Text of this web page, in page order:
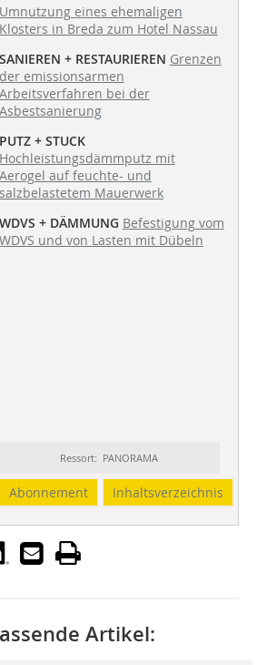
Umnutzung eines ehemaligen
Klosters in Breda zum Hotel Nassau
SANIEREN + RESTAURIEREN Grenzen
der emissionsarmen
Arbeitsverfahren bei der
Asbestsanierung
PUTZ + STUCK
Hochleistungsdämmputz mit
Aerogel auf feuchte- und
salzbelastetem Mauerwerk
WDVS + DÄMMUNG Befestigung vom
WDVS und von Lasten mit Dübeln
Ressort: PANORAMA
Abonnement Inhaltsverzeichnis
Artikel: